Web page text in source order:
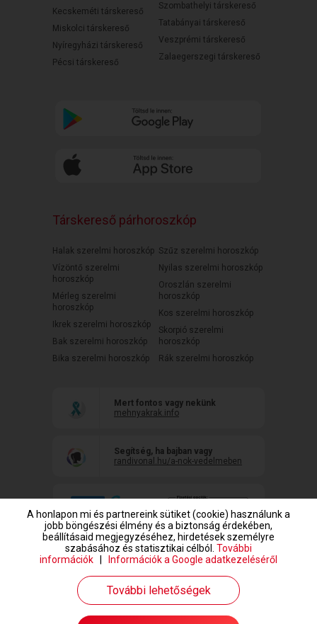
Kecskeméti társkereső
Miskolci társkereső
Nyíregyházi társkereső
Pécsi társkereső
Szombathelyi társkereső
Tatabányai társkereső
Veszprémi társkereső
Zalaegerszegi társkereső
Társkereső párhoroszkóp
Halak szerelmi horoszkóp
Vízöntő szerelmi
horoszkóp
Mérleg szerelmi
horoszkóp
Ikrek szerelmi horoszkóp
Bak szerelmi horoszkóp
Bika szerelmi horoszkóp
Szűz szerelmi horoszkóp
Nyilas szerelmi horoszkóp
Oroszlán szerelmi
horoszkóp
Kos szerelmi horoszkóp
Skorpió szerelmi
horoszkóp
Rák szerelmi horoszkóp
Mert fontos vagy nekünk
mehnyakrak.info
Segítség, ha bajban vagy
randivonal.hu/a-nok-vedelmeben
www.randivonal.hu © Copyright 1999-2026 Dating Central Europe Zrt.
A honlapon mi és partnereink sütiket (cookie) használunk a
jobb böngészési élmény és a biztonság érdekében,
beállításaid megjegyzéséhez, hirdetések személyre
szabásához és statisztikai célból. További
információk
Információk a Google adatkezeléséről
További lehetőségek